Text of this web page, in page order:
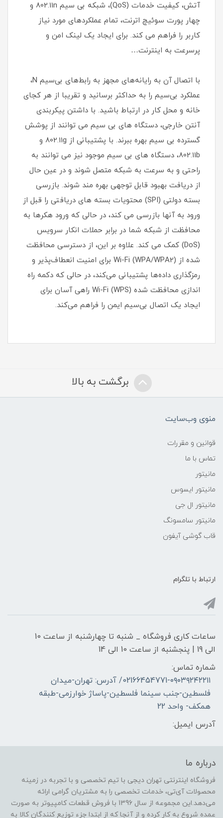
آتش، کیفیت خدمات (QoS)، شبکه بی سیم 802.11n و
چهار پورت سوئیچ اترنت، تمام عملکردهای مورد نیاز
کاربر را فراهم می کند. برای ایجاد یک لینک امن و
پرسرعت به اینترنت…
با اتصال آن به رایانه‌های مجهز به رابط‌های بی‌سیم N،
عملکرد بی‌سیم را به حداکثر برسانید و تقریبا از هر کجای
خانه و محل کار در ارتباط باشید. با داشتن پیکربندی
آنتن خارجی، دستگاه های بی سیم می توانند از پوشش
گسترده بی سیم بهره ببرند. با پشتیبانی از 802.11g و
802.11b، دستگاه های بی سیم موجود نیز می توانند به
راحتی و به سرعت به شبکه متصل شوند و در عین حال
از دریافت بهبود قابل توجهی بهره مند شوند. بازرسی
بسته دولتی (SPI) محتویات بسته های دریافتی را قبل از
ورود به آنها بازرسی می کند، در حالی که ورود هکرها به
محافظت از شبکه شما در برابر حملات انکار سرویس
(DoS) کمک می کند. علاوه بر این، از دسترسی محافظت
شده از Wi-Fi (WPA/WPA2) برای امنیت انعطاف‌پذیر و
رمزگذاری داده‌ها پشتیبانی می‌کند، در حالی که دکمه راه‌
اندازی محافظت شده Wi-Fi (WPS) راهی آسان برای
ایجاد یک اتصال بی‌سیم ایمن را فراهم می‌کند.
برگشت به بالا
منوی وب‌سایت
قوانین و مقررات
تماس با ما
مانیتور
مانیتور ایسوس
مانیتور ال جی
مانیتور سامسونگ
قاب گوشی آیفون
ارتباط با تلگرام
ساعات کاری فروشگاه _ شنبه تا چهارشنبه از ساعت 10
الی 19 | پنجشنبه از ساعت 10 الی 14
شماره تماس:
02166454771-۰۹۰۳۹۲۴۲۲۱۱/ آدرس: تهران-میدان
فلسطین-جنب سینما فلسطین-پاساژ خوارزمی-طبقه
همکف- واحد 22
آدرس ایمیل:
درباره ما
فروشگاه اینترنتی تهران دیجی با تیم تخصصی و با تجربه در زمینه
محصولات آی‌تی، خدمات تخصصی را به مشتریان گرامی ارائه
می‌دهد.این مجموعه از سال 1396 با فروش قطعات کامپیوتر به صورت
عمده شروع به کار کرده و از آنجا که از ابتدا جزء توزیع کنندگان کالا به